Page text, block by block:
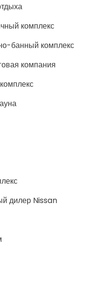
комплекс
банный комплекс
компания
дилер Nissan